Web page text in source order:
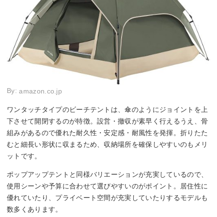
By:amazon.co.jp
ワンタッチタイプのビーチテントは、傘のようにジョイントを上
下させて開閉するのが特徴。設営・撤収が素早く行えるうえ、骨
組みがあるので優れた耐久性・安定感・耐風性を発揮。折りたた
むと細長い形状に収まるため、収納場所を確保しやすいのもメリ
ットです。
ポップアップテントと同様バリエーションが充実しているので、
使用シーンや予算に合わせて選びやすいのがポイント。居住性に
優れていたり、プライベート空間が充実していたりするモデルも
数多くあります。